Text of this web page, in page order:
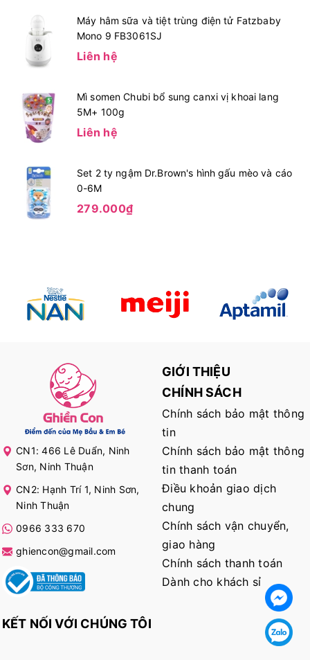
Máy hâm sữa và tiệt trùng điện tử Fatzbaby
Mono 9 FB3061SJ
Liên hệ
Mì somen Chubi bổ sung canxi vị khoai lang
5M+ 100g
Liên hệ
Set 2 ty ngậm Dr.Brown's hình gấu mèo và cáo
0-6M
279.000₫
CN1: 466 Lê Duẩn, Ninh
Sơn, Ninh Thuận
CN2: Hạnh Trí 1, Ninh Sơn,
Ninh Thuận
0966 333 670
ghiencon@gmail.com
GIỚI THIỆU
CHÍNH SÁCH
Chính sách bảo mật thông
tin
Chính sách bảo mật thông
tin thanh toán
Điều khoản giao dịch
chung
Chính sách vận chuyển,
giao hàng
Chính sách thanh toán
Dành cho khách sỉ
KẾT NỐI VỚI CHÚNG TÔI